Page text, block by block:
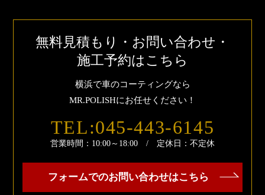
無料見積もり・お問い合わせ・
施工予約はこちら
横浜で車のコーティングなら
MR.POLISHにお任せください！
TEL:045-443-6145
営業時間：10:00～18:00 / 定休日：不定休
フォームでのお問い合わせはこちら